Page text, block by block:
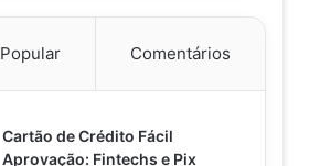
Popular Comentários
Cartão de Crédito Fácil
Aprovação: Fintechs e Pix